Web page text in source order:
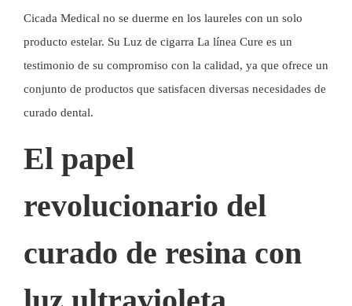
Cicada Medical no se duerme en los laureles con un solo
producto estelar. Su Luz de cigarra La línea Cure es un
testimonio de su compromiso con la calidad, ya que ofrece un
conjunto de productos que satisfacen diversas necesidades de
curado dental.
El papel
revolucionario del
curado de resina con